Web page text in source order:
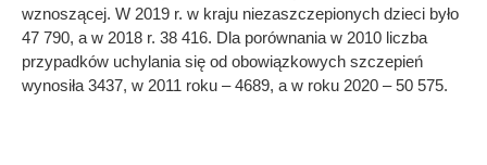
wznoszącej. W 2019 r. w kraju niezaszczepionych dzieci było
47 790, a w 2018 r. 38 416. Dla porównania w 2010 liczba
przypadków uchylania się od obowiązkowych szczepień
wynosiła 3437, w 2011 roku – 4689, a w roku 2020 – 50 575.